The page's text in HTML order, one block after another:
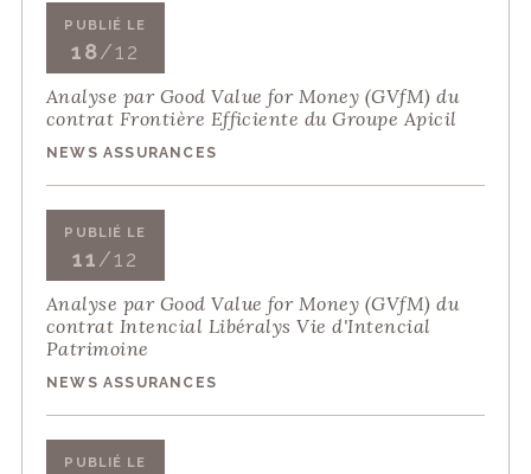
PUBLIÉ LE
18/12
Analyse par Good Value for Money (GVfM) du
contrat Frontière Efficiente du Groupe Apicil
NEWS ASSURANCES
PUBLIÉ LE
11/12
Analyse par Good Value for Money (GVfM) du
contrat Intencial Libéralys Vie d'Intencial
Patrimoine
NEWS ASSURANCES
PUBLIÉ LE